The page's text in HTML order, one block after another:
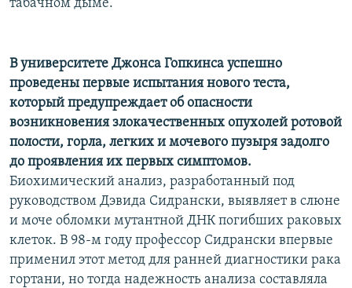
табачном дыме.
В университете Джонса Гопкинса успешно
проведены первые испытания нового теста,
который предупреждает об опасности
возникновения злокачественных опухолей ротовой
полости, горла, легких и мочевого пузыря задолго
до проявления их первых симптомов.
Биохимический анализ, разработанный под
руководством Дэвида Сидрански, выявляет в слюне
и моче обломки мутантной ДНК погибших раковых
клеток. В 98-м году профессор Сидрански впервые
применил этот метод для ранней диагностики рака
гортани, но тогда надежность анализа составляла